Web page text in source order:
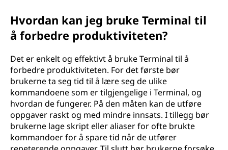
Hvordan kan jeg bruke Terminal til
å forbedre produktiviteten?
Det er enkelt og effektivt å bruke Terminal til å
forbedre produktiviteten. For det første bør
brukerne ta seg tid til å lære seg de ulike
kommandoene som er tilgjengelige i Terminal, og
hvordan de fungerer. På den måten kan de utføre
oppgaver raskt og med mindre innsats. I tillegg bør
brukerne lage skript eller aliaser for ofte brukte
kommandoer for å spare tid når de utfører